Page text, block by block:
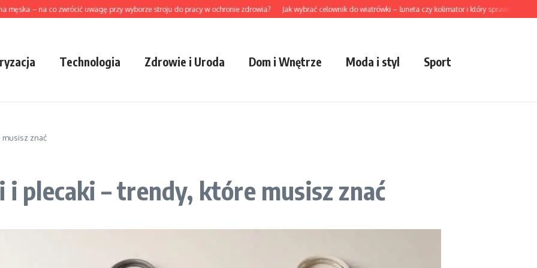
– na co zwrócić uwagę przy wyborze stroju do pracy w ochronie zdrowia? Jak wybrać celownik do wiatrówki – luneta czy kolimator i który sprawdzi się lepiej w
Technologia Zdrowie i Uroda Dom i Wnętrze Moda i styl Sport
musisz znać
plecaki – trendy, które musisz znać